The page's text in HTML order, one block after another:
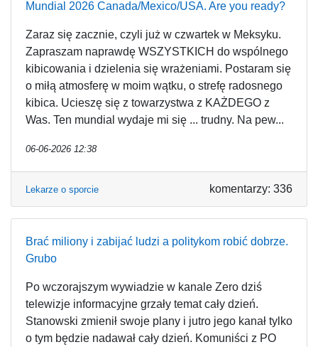
Mundial 2026 Canada/Mexico/USA. Are you ready?
Zaraz się zacznie, czyli już w czwartek w Meksyku.
Zapraszam naprawdę WSZYSTKICH do wspólnego
kibicowania i dzielenia się wrażeniami. Postaram się
o miłą atmosferę w moim wątku, o strefę radosnego
kibica. Ucieszę się z towarzystwa z KAŻDEGO z
Was. Ten mundial wydaje mi się ... trudny. Na pew...
06-06-2026 12:38
Lekarze o sporcie komentarzy: 336
Brać miliony i zabijać ludzi a politykom robić dobrze.
Grubo
Po wczorajszym wywiadzie w kanale Zero dziś
telewizje informacyjne grzały temat cały dzień.
Stanowski zmienił swoje plany i jutro jego kanał tylko
o tym będzie nadawał cały dzień. Komuniści z PO